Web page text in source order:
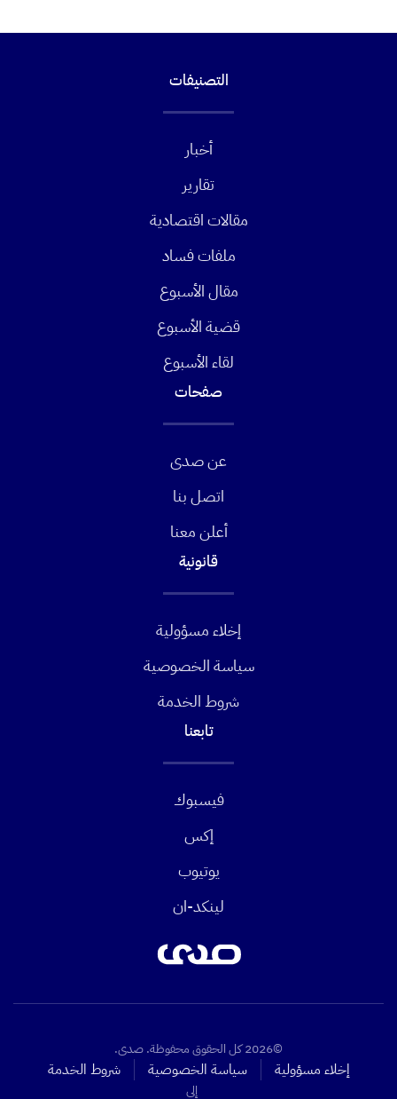
التصنيفات
أخبار
تقارير
مقالات اقتصادية
ملفات فساد
مقال الأسبوع
قضية الأسبوع
لقاء الأسبوع
صفحات
عن صدى
اتصل بنا
أعلن معنا
قانونية
إخلاء مسؤولية
سياسة الخصوصية
شروط الخدمة
تابعنا
فيسبوك
إكس
يوتيوب
لينكد-ان
©2026 كل الحقوق محفوظة. صدى.
إخلاء مسؤولية سياسة الخصوصية شروط الخدمة
إلى